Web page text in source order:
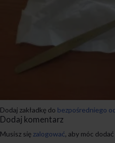
Dodaj zakładkę do bezpośredniego
Dodaj komentarz
Musisz się zalogować, aby móc